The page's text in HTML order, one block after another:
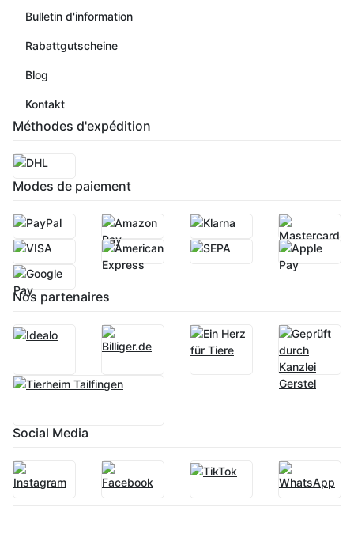
Bulletin d'information
Rabattgutscheine
Blog
Kontakt
Méthodes d'expédition
Modes de paiement
Nos partenaires
Social Media